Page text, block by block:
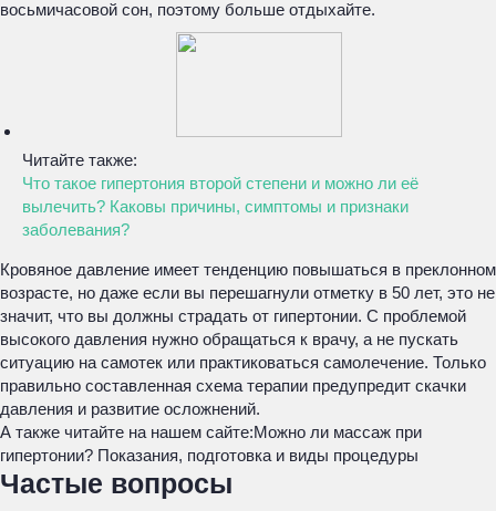
восьмичасовой сон, поэтому больше отдыхайте.
Читайте также:
Что такое гипертония второй степени и можно ли её
вылечить? Каковы причины, симптомы и признаки
заболевания?
Кровяное давление имеет тенденцию повышаться в преклонном
возрасте, но даже если вы перешагнули отметку в 50 лет, это не
значит, что вы должны страдать от гипертонии. С проблемой
высокого давления нужно обращаться к врачу, а не пускать
ситуацию на самотек или практиковаться самолечение. Только
правильно составленная схема терапии предупредит скачки
давления и развитие осложнений.
А также читайте на нашем сайте:Можно ли массаж при
гипертонии? Показания, подготовка и виды процедуры
Частые вопросы